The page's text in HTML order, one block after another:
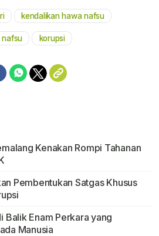
Mute
kendalikan hawa nafsu
nafsu korupsi
Kenakan Rompi Tahanan
Pembentukan Satgas Khusus
Balik Enam Perkara yang
Manusia